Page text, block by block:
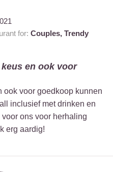
for: Couples, Trendy
en ook voor
ook voor goedkoop kunnen
inclusief met drinken en
ons voor herhaling
erg aardig!